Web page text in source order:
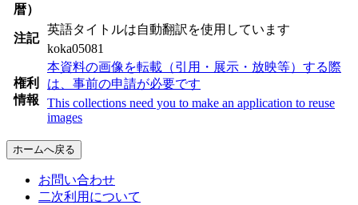
暦）
注記
英語タイトルは自動翻訳を使用しています
koka05081
権利
情報
本資料の画像を転載（引用・展示・放映等）する際
は、事前の申請が必要です
This collections need you to make an application to reuse
images
ホームへ戻る
お問い合わせ
二次利用について